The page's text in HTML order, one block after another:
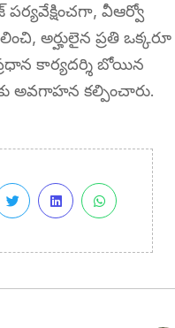
వీఆర్వో
అర్హులైన ప్రతి ఒక్కరూ
కార్యదర్శి బోయిన
అవగాహన కల్పించారు.